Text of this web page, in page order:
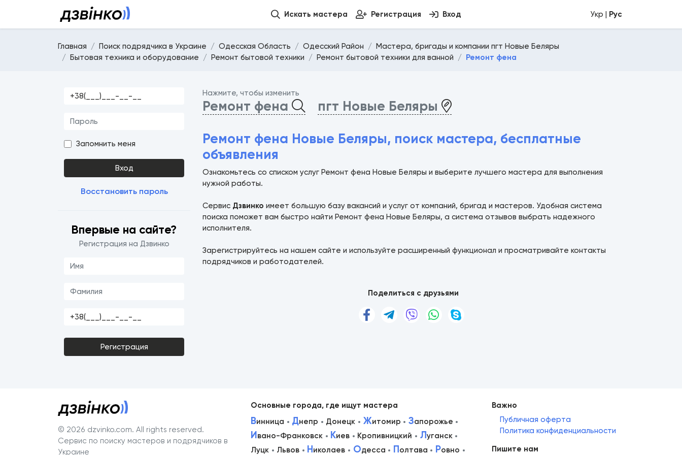
Искать мастера Регистрация Вход Укр | Рус
Главная Поиск подрядчика в Украине Одесская Область Одесский Район
Мастера, бригады и компании пгт Новые Беляры
Бытовая техника и оборудование
Ремонт бытовой техники Ремонт бытовой техники для ванной Ремонт фена
Запомнить меня
Вход
Восстановить пароль
Впервые на сайте?
Регистрация на Дзвинко
Регистрация
Нажмите, чтобы изменить
Ремонт фена пгт Новые Беляры
Ремонт фена Новые Беляры, поиск мастера, бесплатные
объявления
Ознакомьтесь со списком услуг Ремонт фена Новые Беляры и выберите лучшего мастера для выполнения
нужной работы.
Сервис Дзвинко имеет большую базу вакансий и услуг от компаний, бригад и мастеров. Удобная система
поиска поможет вам быстро найти Ремонт фена Новые Беляры, а система отзывов выбрать надежного
исполнителя.
Зарегистрируйтесь на нашем сайте и используйте расширенный функционал и просматривайте контакты
подрядчиков и работодателей.
Поделиться с друзьями
© 2026 dzvinko.com. All rights reserved.
Сервис по поиску мастеров и подрядчиков в
Украине
Основные города, где ищут мастера
Винница Днепр Донецк Житомир Запорожье
Ивано-Франковск Киев Кропивницкий Луганск
Луцк
Львов Николаев Одесса Полтава Ровно
Важно
Публичная оферта
Политика конфиденциальности
Пишите нам